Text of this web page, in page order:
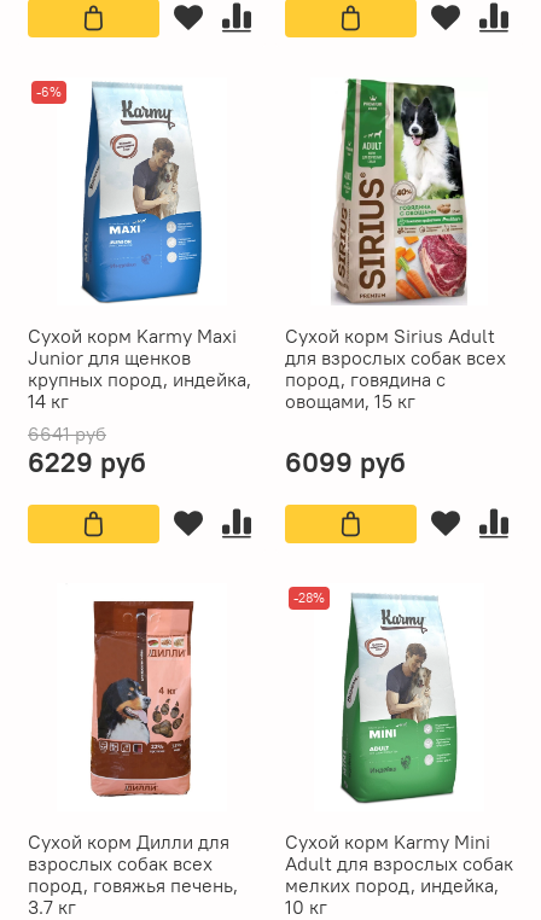
-6%
Сухой корм Karmy Maxi
Junior для щенков
крупных пород, индейка,
14 кг
6641 руб
6229 руб
Сухой корм Sirius Adult
для взрослых собак всех
пород, говядина с
овощами, 15 кг
6099 руб
Сухой корм Дилли для
взрослых собак всех
пород, говяжья печень,
3.7 кг
-28%
Сухой корм Karmy Mini
Adult для взрослых собак
мелких пород, индейка,
10 кг